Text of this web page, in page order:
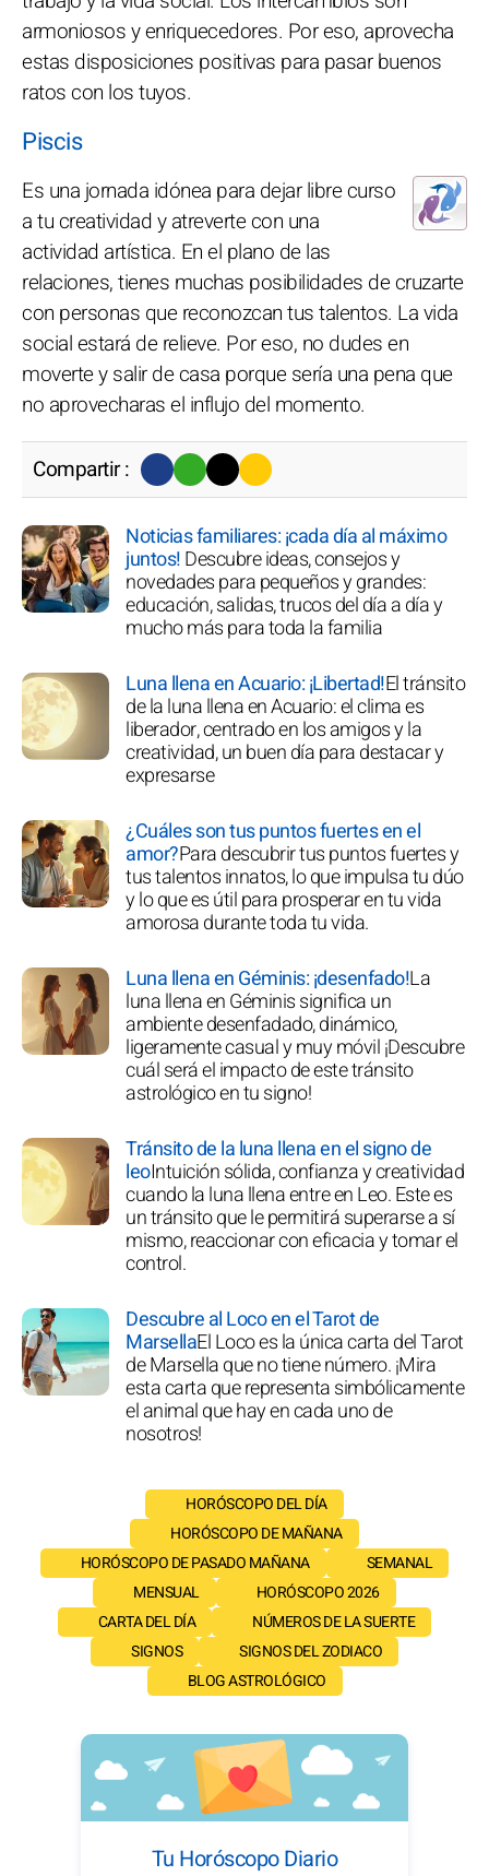
armoniosos y enriquecedores. Por eso, aprovecha
estas disposiciones positivas para pasar buenos
ratos con los tuyos.
Piscis
Es una jornada idónea para dejar libre curso
a tu creatividad y atreverte con una
actividad artística. En el plano de las
relaciones, tienes muchas posibilidades de cruzarte
con personas que reconozcan tus talentos. La vida
social estará de relieve. Por eso, no dudes en
moverte y salir de casa porque sería una pena que
no aprovecharas el influjo del momento.
Compartir :
Noticias familiares: ¡cada día al máximo
juntos!Descubre ideas, consejos y
novedades para pequeños y grandes:
educación, salidas, trucos del día a día y
mucho más para toda la familia
Luna llena en Acuario: ¡Libertad!El tránsito
de la luna llena en Acuario: el clima es
liberador, centrado en los amigos y la
creatividad, un buen día para destacar y
expresarse
¿Cuáles son tus puntos fuertes en el
amor?Para descubrir tus puntos fuertes y
tus talentos innatos, lo que impulsa tu dúo
y lo que es útil para prosperar en tu vida
amorosa durante toda tu vida.
Luna llena en Géminis: ¡desenfado!La
luna llena en Géminis significa un
ambiente desenfadado, dinámico,
ligeramente casual y muy móvil ¡Descubre
cuál será el impacto de este tránsito
astrológico en tu signo!
Tránsito de la luna llena en el signo de
leoIntuición sólida, confianza y creatividad
cuando la luna llena entre en Leo. Este es
un tránsito que le permitirá superarse a sí
mismo, reaccionar con eficacia y tomar el
control.
Descubre al Loco en el Tarot de
MarsellaEl Loco es la única carta del Tarot
de Marsella que no tiene número. ¡Mira
esta carta que representa simbólicamente
el animal que hay en cada uno de
nosotros!
HORÓSCOPO DEL DÍA
HORÓSCOPO DE MAÑANA
HORÓSCOPO DE PASADO MAÑANA
SEMANAL
MENSUAL
HORÓSCOPO 2026
CARTA DEL DÍA
NÚMEROS DE LA SUERTE
SIGNOS
SIGNOS DEL ZODIACO
BLOG ASTROLÓGICO
Tu Horóscopo Diario